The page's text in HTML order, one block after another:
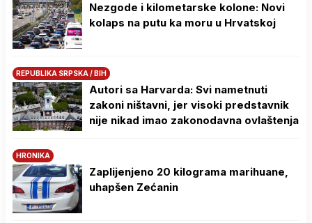
Nezgode i kilometarske kolone: Novi
kolaps na putu ka moru u Hrvatskoj
REPUBLIKA SRPSKA / BIH
Autori sa Harvarda: Svi nametnuti
zakoni ništavni, jer visoki predstavnik
nije nikad imao zakonodavna ovlaštenja
HRONIKA
Zaplijenjeno 20 kilograma marihuane,
uhapšen Zećanin